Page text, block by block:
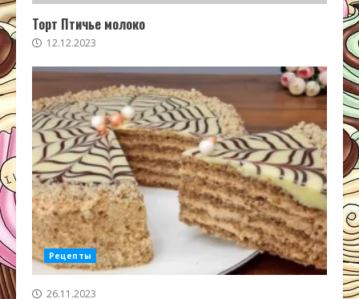
Торт Птичье молоко
12.12.2023
Рецепты
26.11.2023